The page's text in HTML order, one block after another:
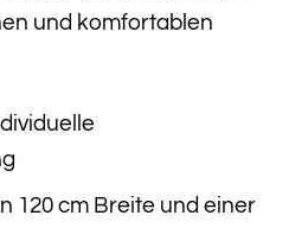
und komfortablen
120 cm Breite und einer